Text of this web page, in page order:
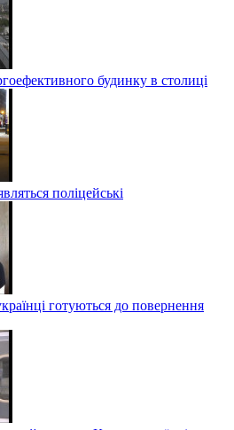
будинку в столиці
поліцейські
готуються до повернення